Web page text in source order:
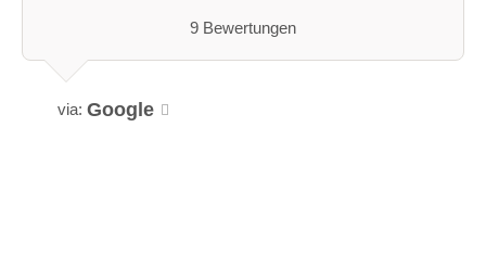
9 Bewertungen
via: Google